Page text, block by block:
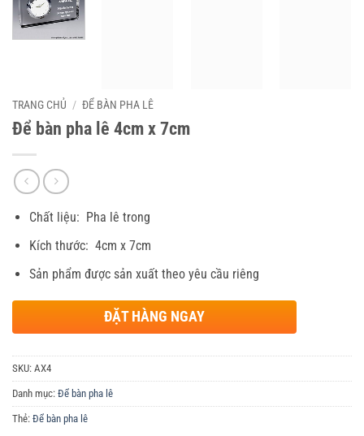
TRANG CHỦ / ĐỂ BÀN PHA LÊ
Để bàn pha lê 4cm x 7cm
Chất liệu: Pha lê trong
Kích thước: 4cm x 7cm
Sản phẩm được sản xuất theo yêu cầu riêng
ĐẶT HÀNG NGAY
SKU: AX4
Danh mục: Để bàn pha lê
Thẻ: Để bàn pha lê